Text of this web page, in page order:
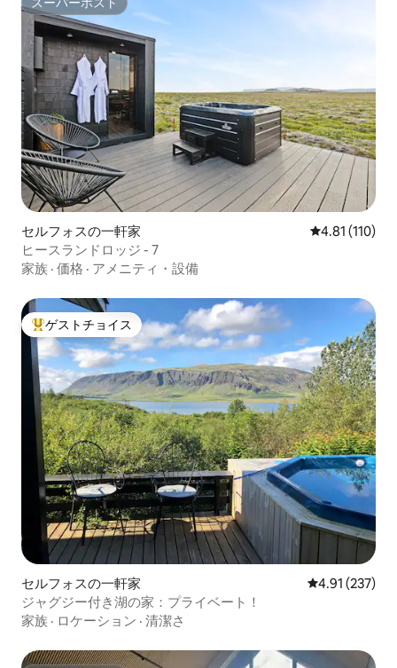
スーパーホスト
セルフォスの一軒家 レビュー110
4.81 (110)
ヒースランドロッジ - 7
家族 · 価格 · アメニティ・設備
大好評のゲストチョイスです。
ゲストチョイス
セルフォスの一軒家 レビュー237
4.91 (237)
ジャグジー付き湖の家：プライベート！
家族 · ロケーション · 清潔さ